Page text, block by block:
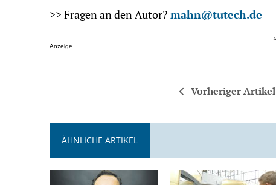
>> Fragen an den Autor? mahn@tutech.de
Anzeige
Vorheriger Artikel
ÄHNLICHE ARTIKEL